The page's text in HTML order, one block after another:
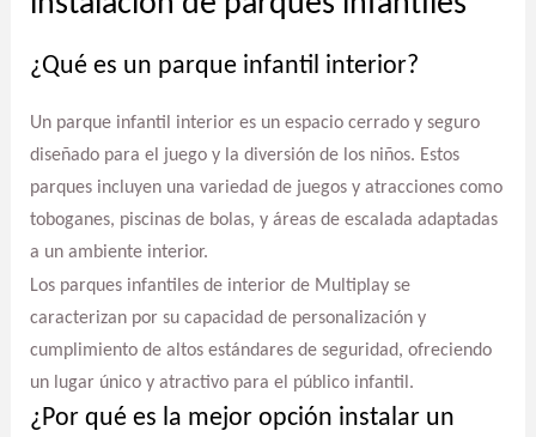
¿Qué es un parque infantil interior?
Un parque infantil interior es un espacio cerrado y seguro
diseñado para el juego y la diversión de los niños. Estos
parques incluyen una variedad de juegos y atracciones como
toboganes, piscinas de bolas, y áreas de escalada adaptadas
a un ambiente interior.
Los parques infantiles de interior de Multiplay se
caracterizan por su capacidad de personalización y
cumplimiento de altos estándares de seguridad, ofreciendo
un lugar único y atractivo para el público infantil.
¿Por qué es la mejor opción instalar un